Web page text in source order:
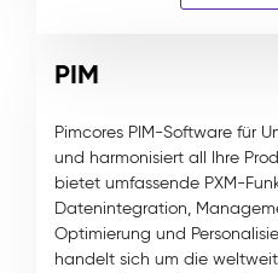
PIM
Pimcores PIM-Software für
und harmonisiert all Ihre
bietet umfassende PXM-
Datenintegration,
Optimierung und
handelt sich um die